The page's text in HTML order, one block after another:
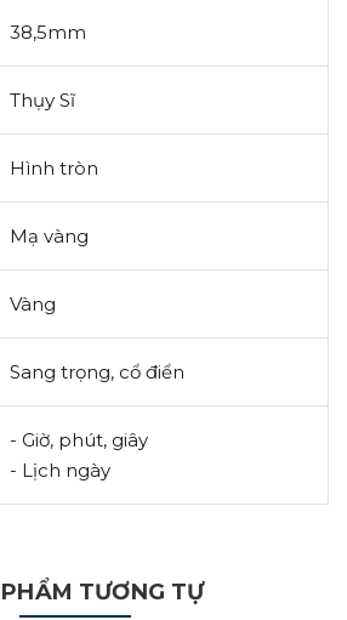
38,5mm
Thụy Sĩ
Hình tròn
Mạ vàng
Vàng
Sang trọng, cổ điển
- Giờ, phút, giây
- Lịch ngày
TƯƠNG TỰ